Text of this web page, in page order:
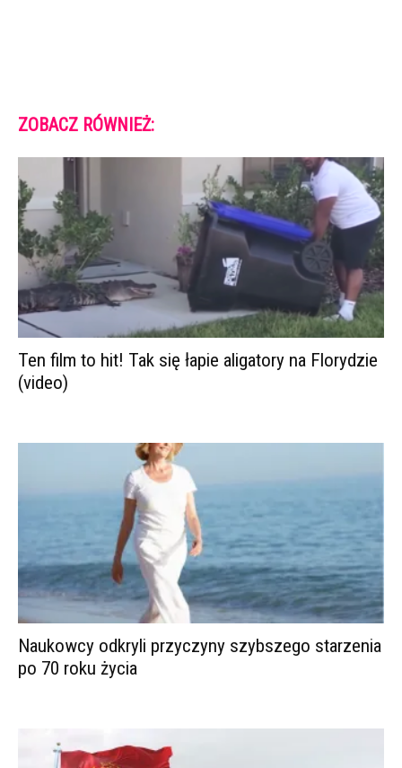
ZOBACZ RÓWNIEŻ:
Ten film to hit! Tak się łapie aligatory na Florydzie
(video)
Naukowcy odkryli przyczyny szybszego starzenia
po 70 roku życia